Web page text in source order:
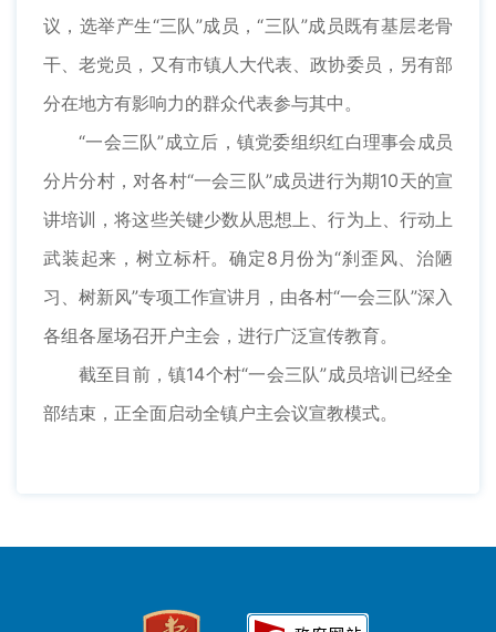
议，选举产生“三队”成员，“三队”成员既有基层老骨
干、老党员，又有市镇人大代表、政协委员，另有部
分在地方有影响力的群众代表参与其中。
“一会三队”成立后，镇党委组织红白理事会成员
分片分村，对各村“一会三队”成员进行为期10天的宣
讲培训，将这些关键少数从思想上、行为上、行动上
武装起来，树立标杆。确定8月份为“刹歪风、治陋
习、树新风”专项工作宣讲月，由各村“一会三队”深入
各组各屋场召开户主会，进行广泛宣传教育。
截至目前，镇14个村“一会三队”成员培训已经全
部结束，正全面启动全镇户主会议宣教模式。